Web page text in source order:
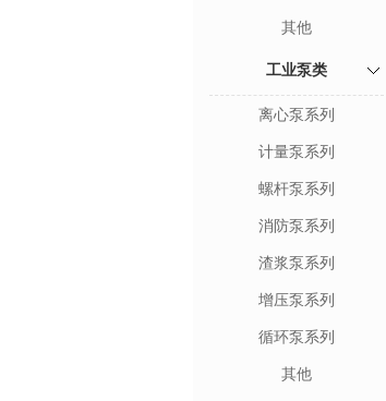
其他
工业泵类
离心泵系列
计量泵系列
螺杆泵系列
消防泵系列
渣浆泵系列
增压泵系列
循环泵系列
其他